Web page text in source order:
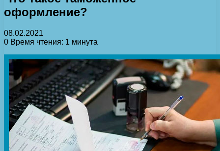
оформление?
08.02.2021
0 Время чтения: 1 минута